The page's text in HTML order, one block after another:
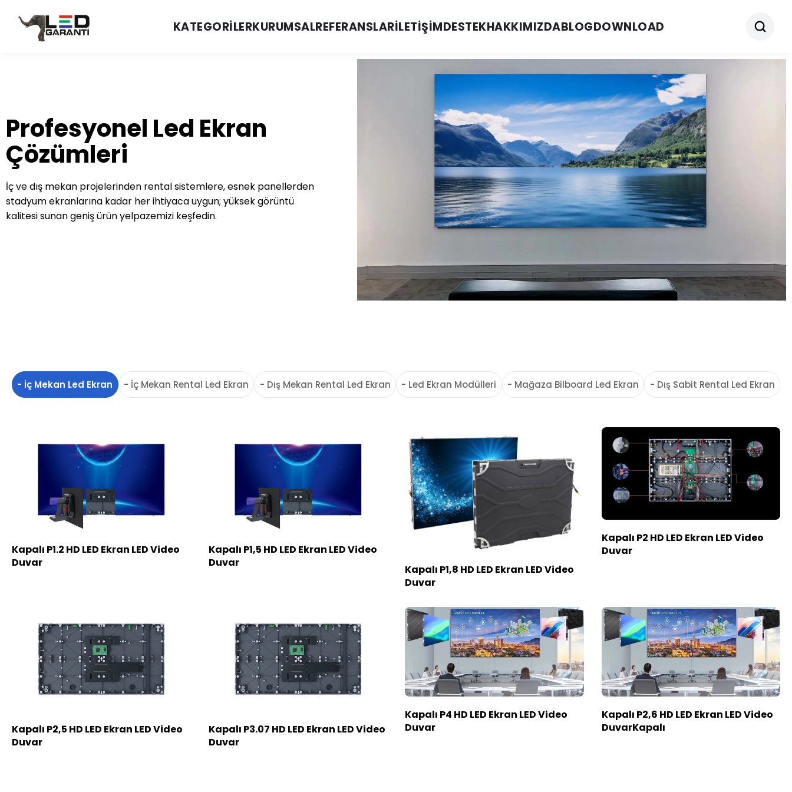
KATEGORILERKURUMSALREFERANSLARİLETIŞIMDESTEKHAKKIMIZDABLOGDOWNLOAD
Profesyonel Led Ekran
Çözümleri
İç ve dış mekan projelerinden rental sistemlere, esnek panellerden
stadyum ekranlarına kadar her ihtiyaca uygun; yüksek görüntü
kalitesi sunan geniş ürün yelpazemizi keşfedin.
- İç Mekan Led Ekran - İç Mekan Rental Led Ekran - Dış Mekan Rental Led Ekran - Led Ekran Modülleri - Mağaza Bilboard Led Ekran - Dış Sabit Rental Led Ekran
Kapalı P1.2 HD LED Ekran LED Video
Duvar
Kapalı P1,5 HD LED Ekran LED Video
Duvar
Kapalı P1,8 HD LED Ekran LED Video
Duvar
Kapalı P2 HD LED Ekran LED Video
Duvar
Kapalı P2,5 HD LED Ekran LED Video
Duvar
Kapalı P3.07 HD LED Ekran LED Video
Duvar
Kapalı P4 HD LED Ekran LED Video
Duvar
Kapalı P2,6 HD LED Ekran LED Video
DuvarKapalı